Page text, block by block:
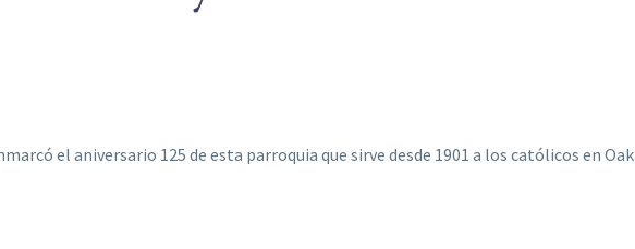
el aniversario 125 de esta parroquia que sirve desde 1901 a los católicos en Oak